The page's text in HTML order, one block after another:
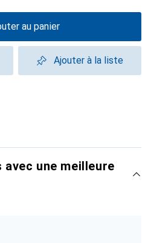
au panier
Ajouter à la liste
une meilleure